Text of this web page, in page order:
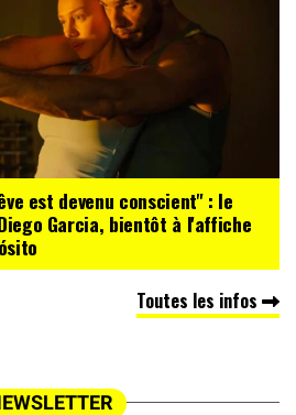
est devenu conscient" : le
Garcia, bientôt à l'affiche
Toutes les infos